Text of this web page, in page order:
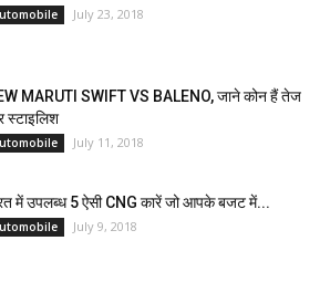
July 23, 2018
MARUTI SWIFT VS BALENO, जाने कोन हैं तेज
स्टाइलिश
July 11, 2018
में उपलब्ध 5 ऐसी CNG कारें जो आपके बजट में...
July 9, 2018